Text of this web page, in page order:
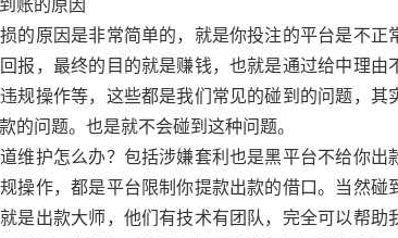
账的原因
的原因是非常简单的，就是你投注的平台是不
报，最终的目的就是赚钱，也就是通过给中理
规操作等，这些都是我们常见的碰到的问题，
的问题。也是就不会碰到这种问题。
维护怎么办？包括涉嫌套利也是黑平台不给你
操作，都是平台限制你提款出款的借口。当然
是出款大师，他们有技术有团队，完全可以帮